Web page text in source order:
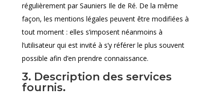
régulièrement par Sauniers Ile de Ré. De la même
façon, les mentions légales peuvent être modifiées à
tout moment : elles s’imposent néanmoins à
l’utilisateur qui est invité à s’y référer le plus souvent
possible afin d’en prendre connaissance.
3. Description des services
fournis.